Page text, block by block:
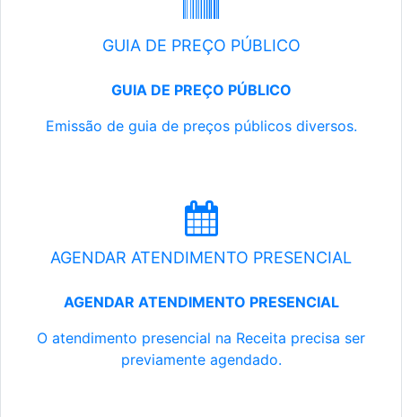
GUIA DE PREÇO PÚBLICO
GUIA DE PREÇO PÚBLICO
Emissão de guia de preços públicos diversos.
AGENDAR ATENDIMENTO PRESENCIAL
AGENDAR ATENDIMENTO PRESENCIAL
O atendimento presencial na Receita precisa ser
previamente agendado.